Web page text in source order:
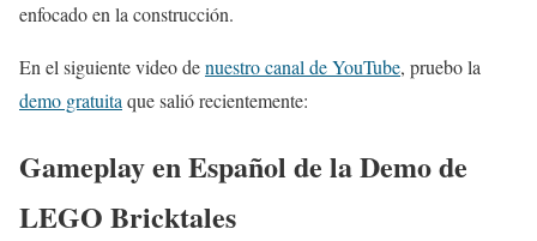
enfocado en la construcción.
En el siguiente video denuestro canal de YouTube, pruebo la
demo gratuita que salió recientemente:
Gameplay en Español de la Demo de
LEGO Bricktales